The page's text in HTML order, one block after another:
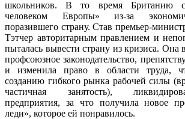
школьников. В то время Британию
человеком Европы» из-за
поразившего страну. Став премьер-
Тэтчер авторитарным правлением и
пыталась вывести страну из кризиса. Она
профсоюзное законодательство,
и изменила право в области труда,
созданию гибкого рынка рабочей силы
частичная занятость),
предприятия, за что получила новое
леди», которое ей понравилось.